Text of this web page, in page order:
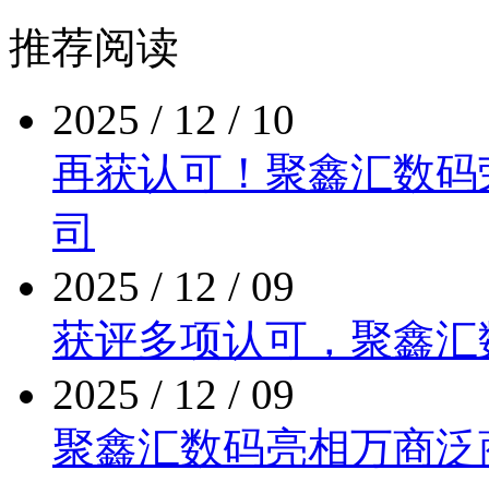
推荐阅读
2025 / 12 / 10
再获认可！聚鑫汇
司
2025 / 12 / 09
获评多项认可，聚
2025 / 12 / 09
聚鑫汇数码亮相万商泛